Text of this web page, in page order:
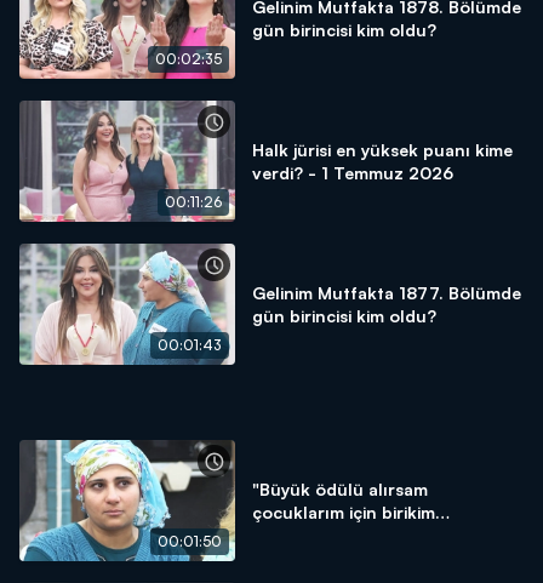
00:02:35
Gelinim Mutfakta 1878. Bölümde
gün birincisi kim oldu?
00:11:26
Halk jürisi en yüksek puanı kime
verdi? - 1 Temmuz 2026
00:01:43
Gelinim Mutfakta 1877. Bölümde
gün birincisi kim oldu?
00:01:50
"Büyük ödülü alırsam
çocuklarım için birikim